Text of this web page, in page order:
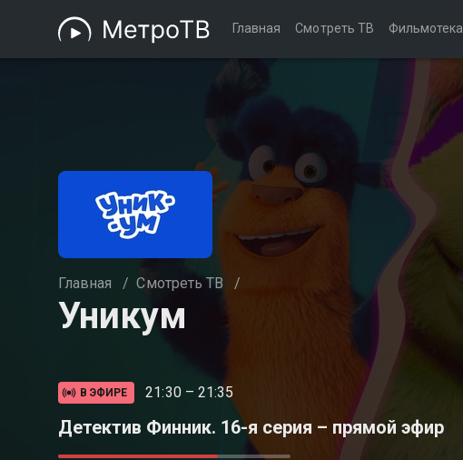
Главная Смотреть ТВ Фильмотека
Главная / Смотреть ТВ /
Уникум
В ЭФИРЕ 21:30 – 21:35
Детектив Финник. 16-я серия – прямой эфир